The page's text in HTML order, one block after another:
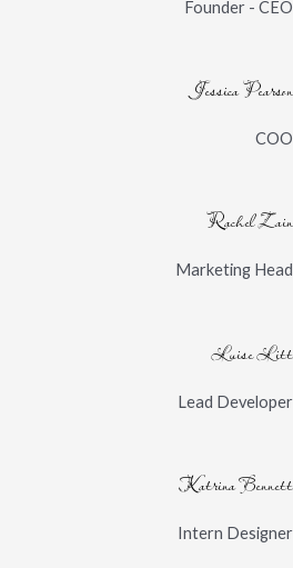
Founder - CEO
Jessica Pearson
COO
Rachel Zain
Marketing Head
Luise Litt
Lead Developer
Katrina Bennett
Intern Designer